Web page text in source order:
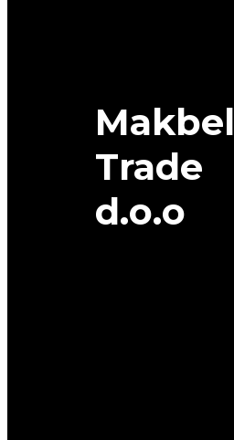
Makbel
Trade
d.o.o